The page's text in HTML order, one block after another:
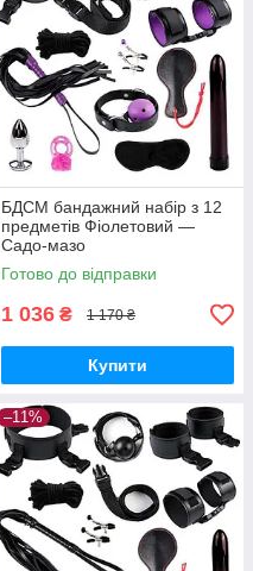
БДСМ бандажний набір з 12
предметів Фіолетовий —
Садо-мазо
Готово до відправки
1 036 ₴ 1 170 ₴
Купити
–11%